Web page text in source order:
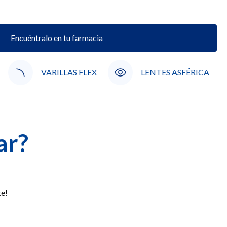
Encuéntralo en tu farmacia
VARILLAS FLEX LENTES ASFÉRICA